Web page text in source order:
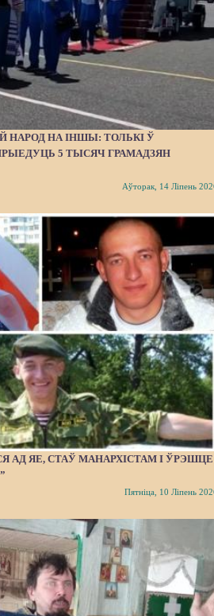
НА ІНШЫ: ТОЛЬКІ Ў
5 ТЫСЯЧ ГРАМАДЗЯН
Аўторак, 14 Ліпень
АД ЯЕ, СТАЎ МАНАРХІСТАМ І ЎРЭШЦЕ
Пятніца, 10 Ліпень